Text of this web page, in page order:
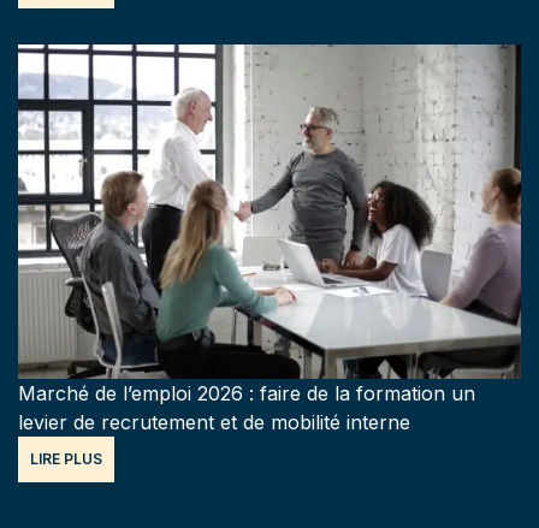
Marché de l’emploi 2026 : faire de la formation un
levier de recrutement et de mobilité interne
LIRE PLUS